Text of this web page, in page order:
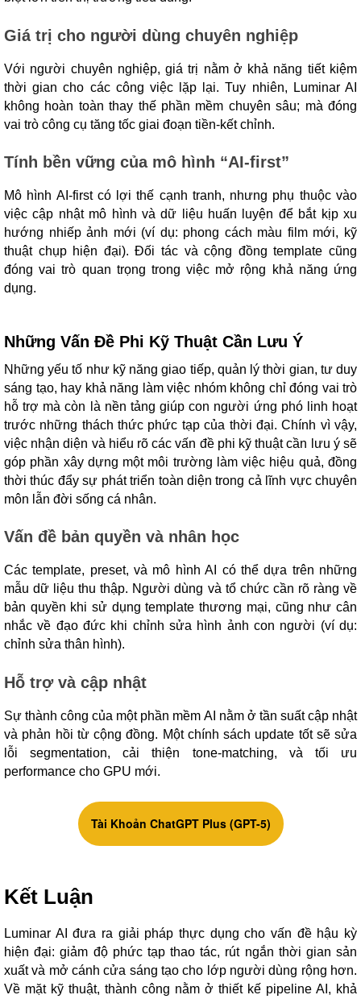
Giá trị cho người dùng chuyên nghiệp
Với người chuyên nghiệp, giá trị nằm ở khả năng tiết kiệm
thời gian cho các công việc lặp lại. Tuy nhiên, Luminar AI
không hoàn toàn thay thế phần mềm chuyên sâu; mà đóng
vai trò công cụ tăng tốc giai đoạn tiền-kết chỉnh.
Tính bền vững của mô hình “AI-first”
Mô hình AI-first có lợi thế cạnh tranh, nhưng phụ thuộc vào
việc cập nhật mô hình và dữ liệu huấn luyện để bắt kịp xu
hướng nhiếp ảnh mới (ví dụ: phong cách màu film mới, kỹ
thuật chụp hiện đại). Đối tác và cộng đồng template cũng
đóng vai trò quan trọng trong việc mở rộng khả năng ứng
dụng.
Những Vấn Đề Phi Kỹ Thuật Cần Lưu Ý
Những yếu tố như kỹ năng giao tiếp, quản lý thời gian, tư duy
sáng tạo, hay khả năng làm việc nhóm không chỉ đóng vai trò
hỗ trợ mà còn là nền tảng giúp con người ứng phó linh hoạt
trước những thách thức phức tạp của thời đại. Chính vì vậy,
việc nhận diện và hiểu rõ các vấn đề phi kỹ thuật cần lưu ý sẽ
góp phần xây dựng một môi trường làm việc hiệu quả, đồng
thời thúc đẩy sự phát triển toàn diện trong cả lĩnh vực chuyên
môn lẫn đời sống cá nhân.
Vấn đề bản quyền và nhân học
Các template, preset, và mô hình AI có thể dựa trên những
mẫu dữ liệu thu thập. Người dùng và tổ chức cần rõ ràng về
bản quyền khi sử dụng template thương mại, cũng như cân
nhắc về đạo đức khi chỉnh sửa hình ảnh con người (ví dụ:
chỉnh sửa thân hình).
Hỗ trợ và cập nhật
Sự thành công của một phần mềm AI nằm ở tần suất cập nhật
và phản hồi từ cộng đồng. Một chính sách update tốt sẽ sửa
lỗi segmentation, cải thiện tone-matching, và tối ưu
performance cho GPU mới.
Tài Khoản ChatGPT Plus (GPT-5)
Kết Luận
Luminar AI đưa ra giải pháp thực dụng cho vấn đề hậu kỳ
hiện đại: giảm độ phức tạp thao tác, rút ngắn thời gian sản
xuất và mở cánh cửa sáng tạo cho lớp người dùng rộng hơn.
Về mặt kỹ thuật, thành công nằm ở thiết kế pipeline AI, khả